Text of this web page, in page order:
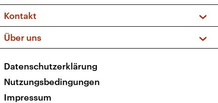
Kakadu – Das Kinderprogramm
Frequenzen (UKW + DAB+)
FAQ
Apps
Newsletter
Veranstaltungen
Kontakt
Social Media
Über uns
Presse
Karriere
Datenschutzerklärung
Nutzungsbedingungen
Impressum